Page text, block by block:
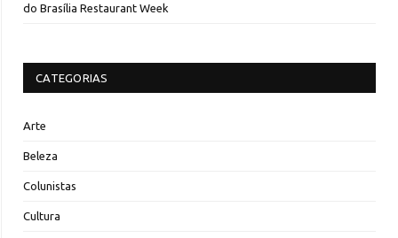
do Brasília Restaurant Week
CATEGORIAS
Arte
Beleza
Colunistas
Cultura